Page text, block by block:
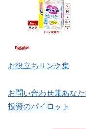
お役立ちリンク集
お問い合わせ兼あな
投資のパイロット